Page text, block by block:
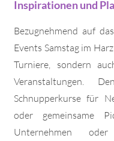
Inspirationen und
Bezugnehmend auf
Events Samstag im
Turniere, sondern
Veranstaltungen.
Schnupperkurse für
oder gemeinsame
Unternehmen